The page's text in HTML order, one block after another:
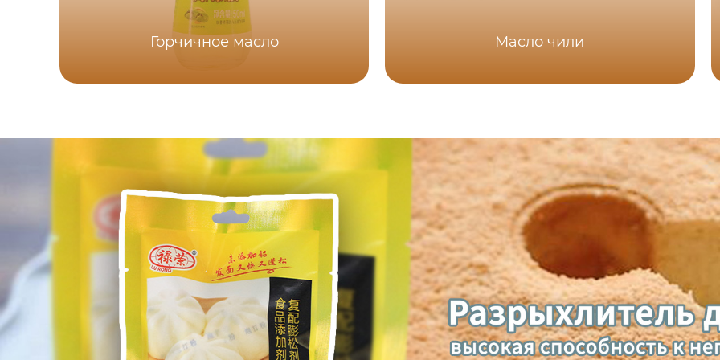
Горчичное масло Масло чили